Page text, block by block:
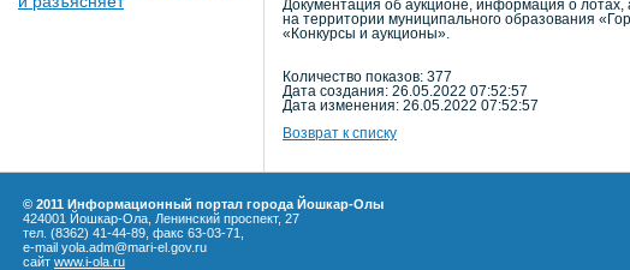
Документация об аукционе, информация о лотах,
на территории муниципального образования
«Конкурсы и аукционы».
Количество показов: 377
Дата создания: 26.05.2022 07:52:57
Дата изменения: 26.05.2022 07:52:57
Возврат к списку
© 2011 Информационный портал города Йошкар-Олы
424001 Йошкар-Ола, Ленинский проспект, 27
тел. (8362) 41-44-89, факс 63-03-71,
e-mail yola.adm@mari-el.gov.ru
сайт www.i-ola.ru